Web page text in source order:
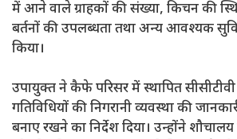
में आने वाले ग्राहकों की संख्या, किचन की
बर्तनों की उपलब्धता तथा अन्य आवश्यक
किया।
उपायुक्त ने कैफे परिसर में स्थापित
गतिविधियों की निगरानी व्यवस्था की
बनाए रखने का निर्देश दिया। उन्होंने शौचालय